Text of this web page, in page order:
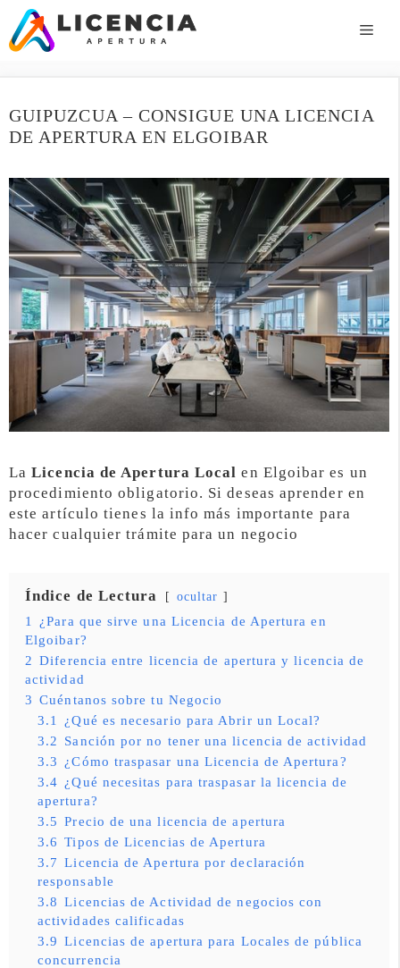
Saltar
contenido
GUIPUZCUA – CONSIGUE UNA LICENCIA
DE APERTURA EN ELGOIBAR
LaLicencia de Apertura Local en Elgoibar es un
procedimiento obligatorio. Si deseas aprender en
este artículo tienes la info más importante para
hacer cualquier trámite para un negocio
Índice de Lectura ocultar
1
¿Para que sirve una Licencia de Apertura en
Elgoibar?
2 Diferencia entre licencia de apertura y licencia de
actividad
3 Cuéntanos sobre tu Negocio
3.1
¿Qué es necesario para Abrir un Local?
3.2 Sanción por no tener una licencia de actividad
3.3 ¿Cómo traspasar una Licencia de Apertura?
3.4 ¿Qué necesitas para traspasar la licencia de
apertura?
3.5 Precio de una licencia de apertura
3.6 Tipos de Licencias de Apertura
3.7 Licencia de Apertura por declaración
responsable
3.8 Licencias de Actividad de negocios con
actividades calificadas
3.9 Licencias de apertura para Locales de pública
concurrencia